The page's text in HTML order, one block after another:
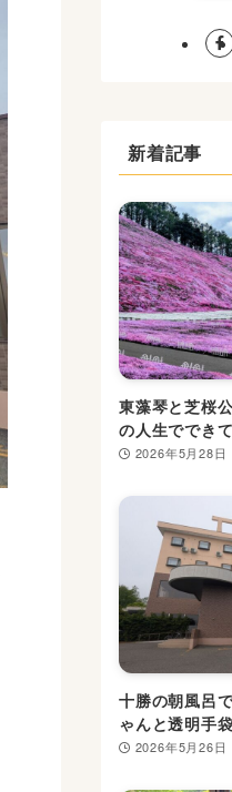
新着記事
東藻琴と芝桜
の人生ででき
2026年5月28日
十勝の朝風呂
ゃんと透明手袋
2026年5月26日